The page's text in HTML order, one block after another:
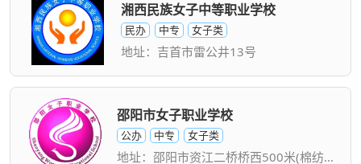
湘西民族女子中等职业学校
民办 中专 女子类
地址：吉首市雷公井13号
邵阳市女子职业学校
公办 中专 女子类
地址：邵阳市资江二桥桥西500米(棉纺厂门口)